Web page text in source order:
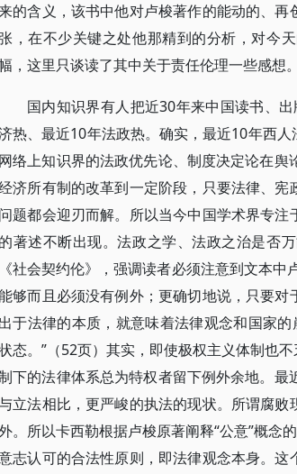
的含义，该书中他对卢梭著作的能动的、
，在不少关键之处他那精到的分析，对今
，这里只谈读了其中关于责任伦理一些感想。
国内知识界有人把近30年来中国读书、
热、最近10年法政热。确实，最近10年西
网络上知识界的法政优先论、制度决定论在
济所有制的改革到一定阶段，只要法律、
问题都会迎刃而解。所以当今中国学术界专
的著述不断出现。法政之学、法政之治是否
《社会契约伦》，强调读者必须注意到文本
够而且必须没有例外；更确切地说，只要
出于法律的本质，就意味着法律观念和国家
态。”（52页）其实，即使极权主义体制也
下的法律体系总为特权者留下例外余地。最
立法相比，更严峻的执法的现状。所谓腐
。所以卡西勒根据卢梭原著阐释“公意”概念
志认可的合法性原则，即法律观念本身。